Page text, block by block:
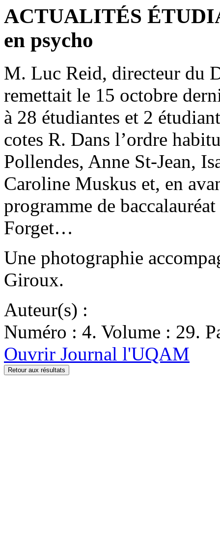
ACTUALITÉS
en psycho
M. Luc Reid, directeur du
remettait le 15 octobre
à 28 étudiantes et 2
cotes R. Dans l’ordre
Pollendes, Anne St-Jean,
Caroline Muskus et, en
programme de
Forget…
Une photographie
Giroux.
Auteur(s) :
Numéro : 4. Volume : 29.
Ouvrir Journal l'UQAM
Retour aux résultats